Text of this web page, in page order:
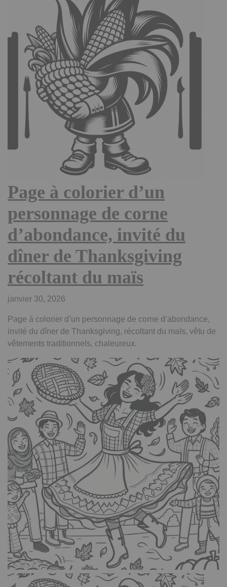
Page à colorier d’un
personnage de corne
d’abondance, invité du
dîner de Thanksgiving
récoltant du maïs
janvier 30, 2026
Page à colorier d’un personnage de corne d’abondance,
invité du dîner de Thanksgiving, récoltant du maïs, vêtu de
vêtements traditionnels, chaleureux.